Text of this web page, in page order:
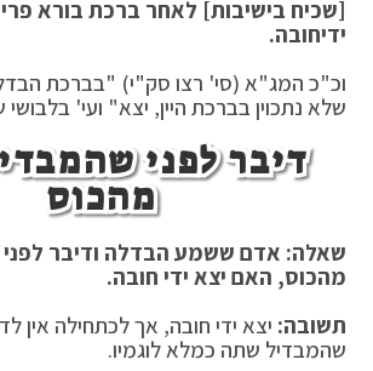
[שכיח בישיבות] לאחר ברכת בורא
ידיחובה.
וכ"כ המג"א (סי' רצו סק"י) "בברכת
שלא נתכוין בברכת היין, יצא" ועי'
דיבר לפני
מהכוס
שאלה: אדם ששמע הבדלה ודיבר
מהכוס, האם יצא ידי חובה.
תשובה: יצא ידי חובה, אך לכתחילה אין
שהמבדיל שתה כמלא לוגמיו.